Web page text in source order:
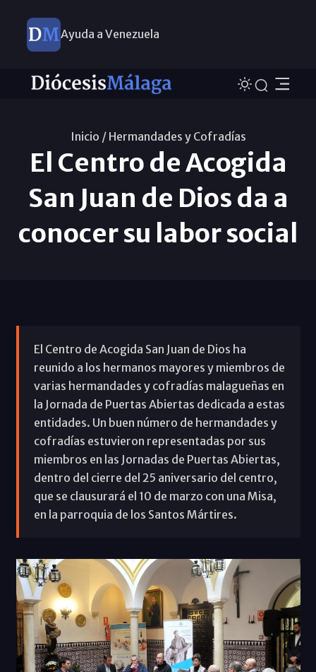
Ayuda a Venezuela
Inicio / Hermandades y Cofradías
El Centro de Acogida
San Juan de Dios da a
conocer su labor social
El Centro de Acogida San Juan de Dios ha
reunido a los hermanos mayores y miembros de
varias hermandades y cofradías malagueñas en
la Jornada de Puertas Abiertas dedicada a estas
entidades. Un buen número de hermandades y
cofradías estuvieron representadas por sus
miembros en las Jornadas de Puertas Abiertas,
dentro del cierre del 25 aniversario del centro,
que se clausurará el 10 de marzo con una Misa,
en la parroquia de los Santos Mártires.